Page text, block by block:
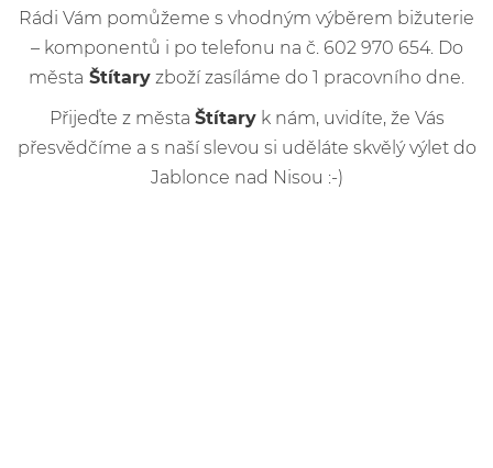
Rádi Vám pomůžeme s vhodným výběrem bižuterie
– komponentů i po telefonu na č. 602 970 654. Do
města Štítary zboží zasíláme do 1 pracovního dne.
Přijeďte z města Štítaryk nám, uvidíte, že Vás
přesvědčíme a s naší slevou si uděláte skvělý výlet do
Jablonce nad Nisou :-)